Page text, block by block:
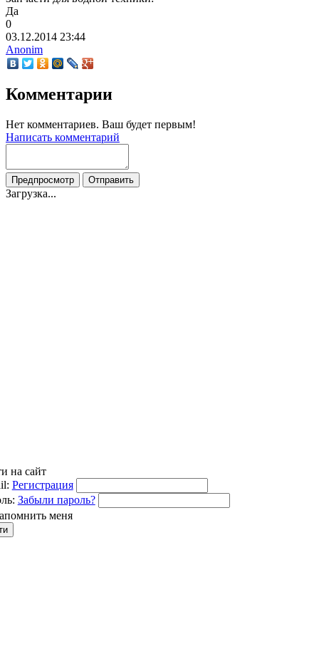
Да
0
03.12.2014 23:44
Anonim
Комментарии
Нет комментариев. Ваш будет первым!
Написать комментарий
Загрузка...
на сайт
Регистрация
Забыли пароль?
меня